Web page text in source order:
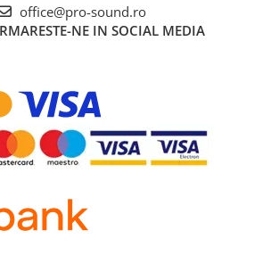
Y
office@pro-sound.ro
NE IN SOCIAL MEDIA